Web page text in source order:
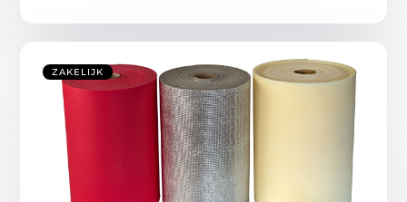
ZAKELIJK